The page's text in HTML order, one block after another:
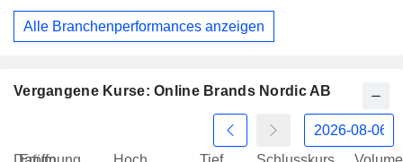
Alle Branchenperformances anzeigen
Vergangene Kurse: Online Brands Nordic AB